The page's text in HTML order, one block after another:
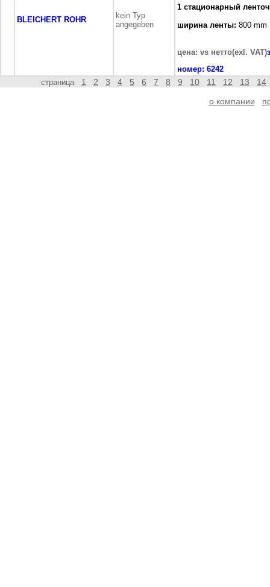
BLEICHERT ROHR
kein Typ
angegeben
1 стационарный
ширина ленты: 800 mm
цена: vs нетто(exl. VAT)
номер: 6242
страница 1 2 3 4 5 6 7 8 9 10 11 12 13
14
о компании